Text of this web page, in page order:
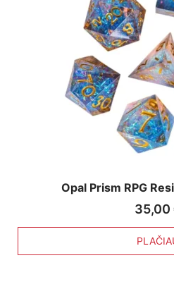
Opal Prism RPG
35,00